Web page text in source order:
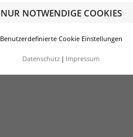
NUR NOTWENDIGE COOKIES
Benutzerdefinierte Cookie Einstellungen
Datenschutz Impressum